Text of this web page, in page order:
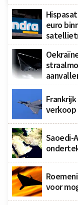
euro
verkoop
Saoedi-
voor